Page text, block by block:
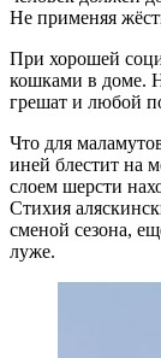
Не применяя
При хорошей
кошками в доме.
грешат и любой
Что для
иней блестит на
слоем шерсти
Стихия
сменой сезона,
луже.